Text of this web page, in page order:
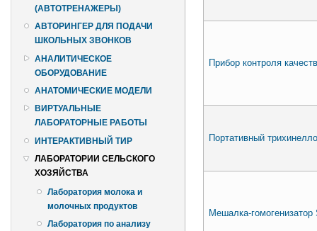
(АВТОТРЕНАЖЕРЫ)
АВТОРИНГЕР ДЛЯ ПОДАЧИ
ШКОЛЬНЫХ ЗВОНКОВ
АНАЛИТИЧЕСКОЕ
ОБОРУДОВАНИЕ
АНАТОМИЧЕСКИЕ МОДЕЛИ
ВИРТУАЛЬНЫЕ
ЛАБОРАТОРНЫЕ РАБОТЫ
ИНТЕРАКТИВНЫЙ ТИР
ЛАБОРАТОРИИ СЕЛЬСКОГО
ХОЗЯЙСТВА
Лаборатория молока и
молочных продуктов
Лаборатория по анализу
Прибор контроля
Портативный
Мешалка-